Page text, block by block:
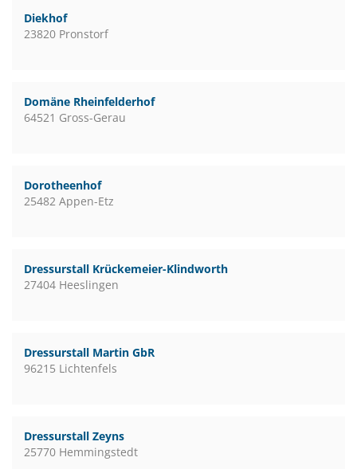
Diekhof
23820 Pronstorf
Domäne Rheinfelderhof
64521 Gross-Gerau
Dorotheenhof
25482 Appen-Etz
Dressurstall Krückemeier-Klindworth
27404 Heeslingen
Dressurstall Martin GbR
96215 Lichtenfels
Dressurstall Zeyns
25770 Hemmingstedt